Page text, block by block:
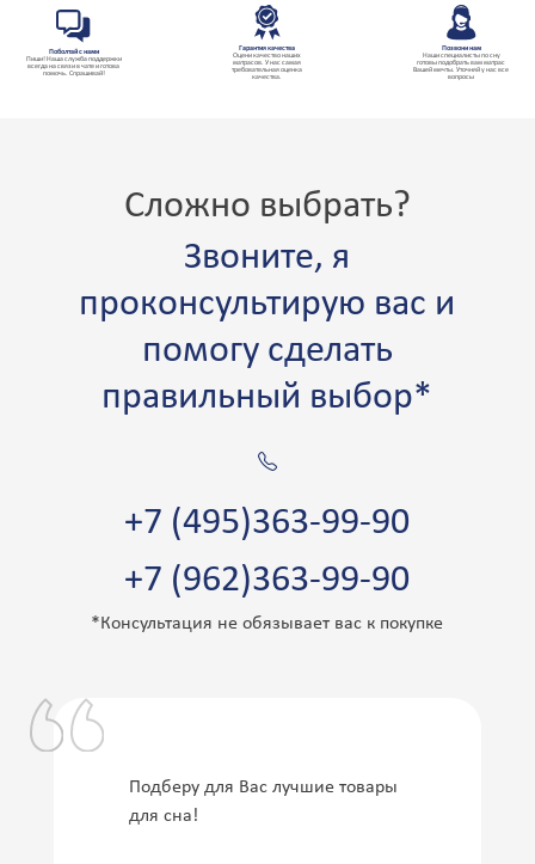
Поболтай с нами
Пиши! Наша служба поддержки
всегда на связи в чате и готова
помочь. Спрашивай!
Гарантия качества
Оцени качество наших
матрасов. У нас самая
требовательная оценка
качества.
Позвони нам
Наши специалисты по сну
готовы подобрать вам матрас
Вашей мечты. Уточняй у нас все
вопросы
Сложно выбрать?
Звоните, я
проконсультирую вас и
помогу сделать
правильный выбор*
+7 (495)363-99-90
+7 (962)363-99-90
*Консультация не обязывает вас к покупке
Подберу для Вас лучшие товары
для сна!